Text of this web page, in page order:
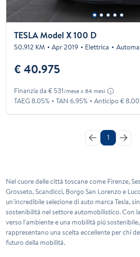
TESLA Model X 100 D
50.912 KM Apr 2019 Elettrica
€ 40.975
Finanzia da € 531/mese x 84 mesi
TAEG 8.05% TAN 6.95% Anticipo €
1
Nel cuore delle città toscane come Firenze,
Grosseto, Scandicci, Borgo San Lorenzo e
un'incredibile selezione di auto marca Tesla,
sostenibilità nel settore automobilistico. Con
verso l'ambiente e una mobilità più
rappresentano una scelta eccellente per chi
futuro della mobilità.